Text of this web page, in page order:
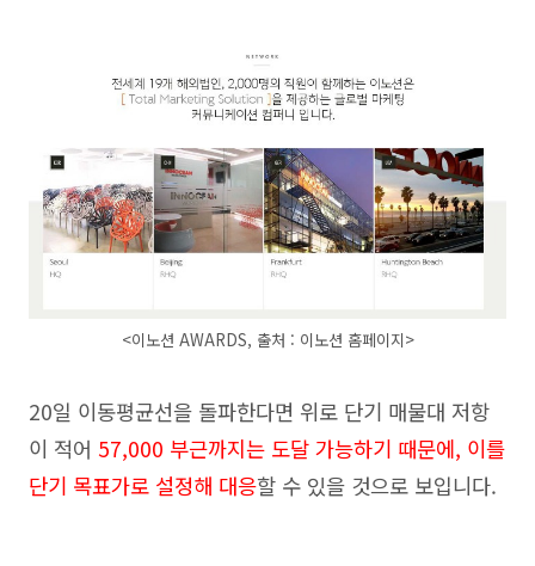
<이노션 AWARDS, 출처 : 이노션 홈페이지>
20일 이동평균선을 돌파한다면 위로 단기 매물대 저항
이 적어 57,000 부근까지는 도달 가능하기 때문에, 이를
단기 목표가로 설정해 대응할 수 있을 것으로 보입니다.